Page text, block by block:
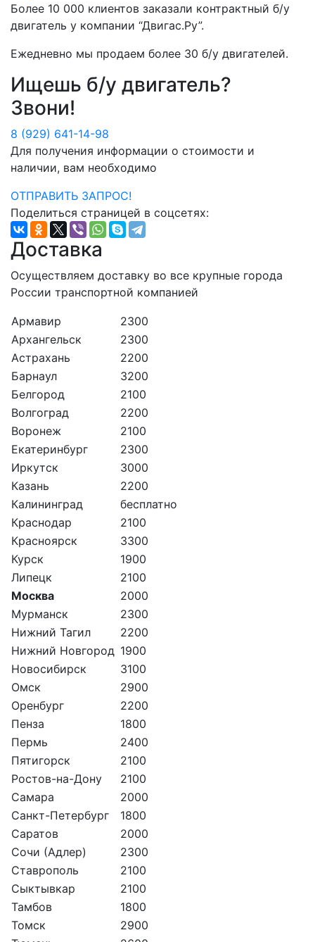
Более 10 000 клиентов заказали контрактный б/у
двигатель у компании “Двигас.Ру”.
Ежедневно мы продаем более 30 б/у двигателей.
Ищешь б/у двигатель?
Звони!
8 (929) 641-14-98
Для получения информации о стоимости и
наличии, вам необходимо
ОТПРАВИТЬ ЗАПРОС!
Поделиться страницей в соцсетях:
Доставка
Осуществляем доставку во все крупные города
России транспортной компанией
Армавир
2300
Архангельск
2300
Астрахань
2200
Барнаул
3200
Белгород
2100
Волгоград
2200
Воронеж
2100
Екатеринбург
2300
Иркутск
3000
Казань
2200
Калининград
бесплатно
Краснодар
2100
Красноярск
3300
Курск
1900
Липецк
2100
Москва
2000
Мурманск
2300
Нижний Тагил
2200
Нижний Новгород 1900
Новосибирск
3100
Омск
2900
Оренбург
2200
Пенза
1800
Пермь
2400
Пятигорск
2100
Ростов-на-Дону
2100
Самара
2000
Санкт-Петербург
1800
Саратов
2000
Сочи (Адлер)
2300
Ставрополь
2100
Сыктывкар
2100
Тамбов
1800
Томск
2900